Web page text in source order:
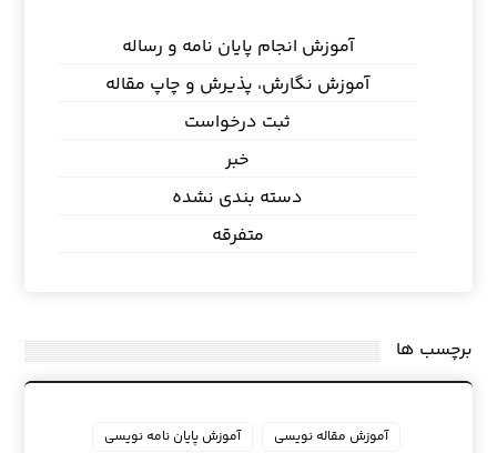
آموزش انجام پایان نامه و رساله
آموزش نگارش، پذیرش و چاپ مقاله
ثبت درخواست
خبر
دسته بندی نشده
متفرقه
برچسب ها
آموزش مقاله نویسی آموزش پایان نامه نویسی